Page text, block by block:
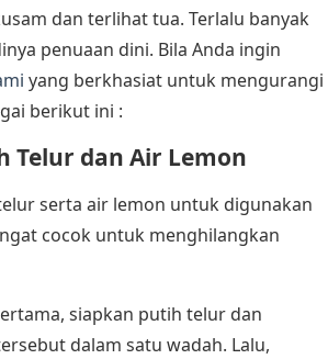
dan terlihat tua. Terlalu banyak
penuaan dini. Bila Anda ingin
yang berkhasiat untuk mengurangi
berikut ini :
Telur dan Air Lemon
serta air lemon untuk digunakan
cocok untuk menghilangkan
siapkan putih telur dan
dalam satu wadah. Lalu,